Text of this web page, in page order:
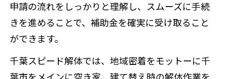
申請の流れをしっかりと理解し、スムーズに手続
きを進めることで、補助金を確実に受け取ること
ができます。
千葉スピード解体では、地域密着をモットーに千
葉市をメインに空き家、建て替え時の解体作業を